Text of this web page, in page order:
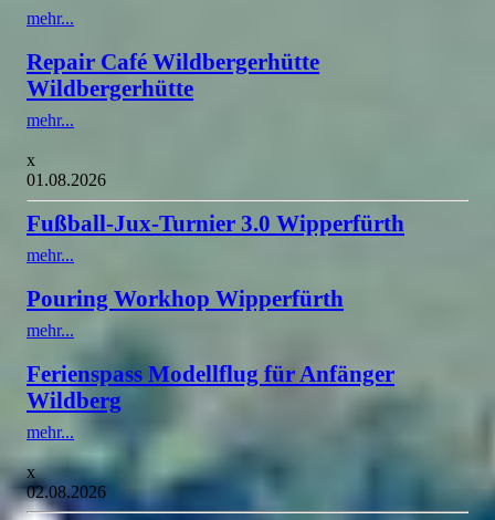
mehr...
Repair Café Wildbergerhütte
Wildbergerhütte
mehr...
x
01.08.2026
Fußball-Jux-Turnier 3.0 Wipperfürth
mehr...
Pouring Workhop Wipperfürth
mehr...
Ferienspass Modellflug für Anfänger
Wildberg
mehr...
x
02.08.2026